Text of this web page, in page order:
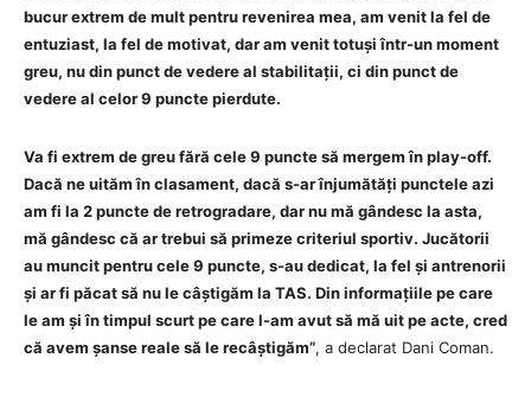
bucur extrem de mult pentru revenirea mea, am venit la fel de
entuziast, la fel de motivat, dar am venit totuși într-un moment
greu, nu din punct de vedere al stabilitații, ci din punct de
vedere al celor 9 puncte pierdute.
Va fi extrem de greu fără cele 9 puncte să mergem în play-off.
Dacă ne uităm în clasament, dacă s-ar înjumătăți punctele azi
am fi la 2 puncte de retrogradare, dar nu mă gândesc la asta,
mă gândesc că ar trebui să primeze criteriul sportiv. Jucătorii
au muncit pentru cele 9 puncte, s-au dedicat, la fel și antrenorii
și ar fi păcat să nu le câștigăm la TAS. Din informațiile pe care
le am și în timpul scurt pe care l-am avut să mă uit pe acte, cred
că avem șanse reale să le recâștigăm”, a declarat Dani Coman.